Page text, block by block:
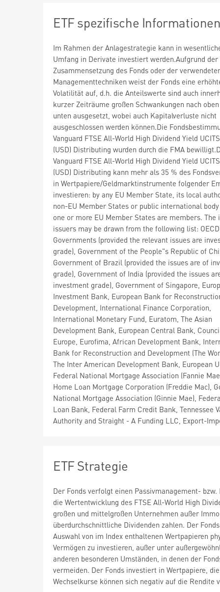
ETF spezifische
Im Rahmen der Anlagestrategie kann in
Umfang in Derivate investiert werden.Aufgrund der
Zusammensetzung des Fonds oder der
Managementtechniken weist der Fonds eine
Volatilität auf, d.h. die Anteilswerte sind auch
kurzer Zeiträume großen Schwankungen nach
unten ausgesetzt, wobei auch Kapitalverluste nicht
ausgeschlossen werden können.Die
Vanguard FTSE All-World High Dividend Yield
(USD) Distributing wurden durch die FMA
Vanguard FTSE All-World High Dividend Yield
(USD) Distributing kann mehr als 35 % des
in Wertpapiere/Geldmarktinstrumente folgender
investieren: by any EU Member State, its local
non-EU Member States or public international
one or more EU Member States are members. The
issuers may be drawn from the following list: OECD
Governments (provided the relevant issues are
grade), Government of the People"s Republic of
Government of Brazil (provided the issues are of
grade), Government of India (provided the issues
investment grade), Government of Singapore,
Investment Bank, European Bank for
Development, International Finance Corporation,
International Monetary Fund, Euratom, The Asian
Development Bank, European Central Bank,
Europe, Eurofima, African Development Bank,
Bank for Reconstruction and Development (The
The Inter American Development Bank, European
Federal National Mortgage Association (Fannie
Home Loan Mortgage Corporation (Freddie Mac),
National Mortgage Association (Ginnie Mae),
Loan Bank, Federal Farm Credit Bank, Tennessee
Authority and Straight - A Funding LLC, Export-
ETF Strategie
Der Fonds verfolgt einen Passivmanagement-
die Wertentwicklung des FTSE All-World High
großen und mittelgroßen Unternehmen außer
überdurchschnittliche Dividenden zahlen. Der
Auswahl von im Index enthaltenen Wertpapieren
Vermögen zu investieren, außer unter
anderen besonderen Umständen, in denen der
vermeiden. Der Fonds investiert in Wertpapiere,
Wechselkurse können sich negativ auf die Rendite